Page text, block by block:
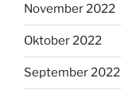
November 2022
Oktober 2022
September 2022